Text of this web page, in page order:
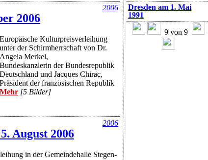
2006
2006
Europäische Kulturpreisverleihung
unter der Schirmherrschaft von Dr.
Angela Merkel,
Bundeskanzlerin der Bundesrepublik
Deutschland und Jacques Chirac,
Präsident der französischen Republik
Mehr [5 Bilder]
2006
August 2006
in der Gemeindehalle Stegen-
Dresden am 1. Mai
1991
9 von 9